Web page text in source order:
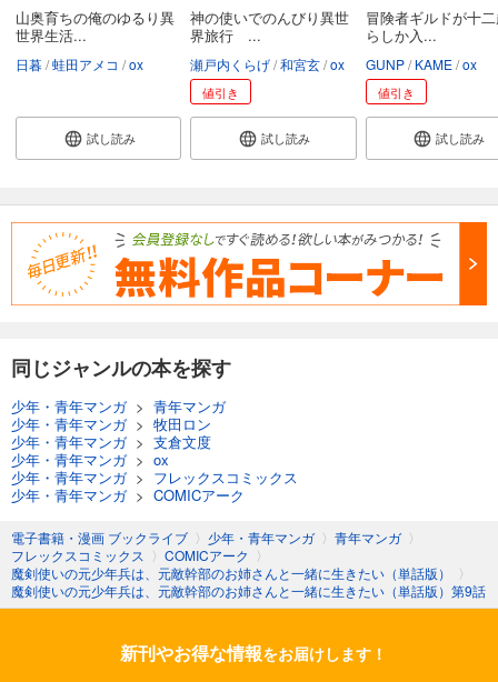
山奥育ちの俺のゆるり異
世界生活...
日暮 蛙田アメコ ox
試し読み
神の使いでのんびり異世
界旅行 ...
瀬戸内くらげ 和宮玄 ox
値引き
試し読み
冒険者ギルドが十
らしか入...
GUNP KAME ox
値引き
試し読み
同じジャンルの本を探す
少年・青年マンガ> 青年マンガ
少年・青年マンガ> 牧田ロン
少年・青年マンガ> 支倉文度
少年・青年マンガ> ox
少年・青年マンガ> フレックスコミックス
少年・青年マンガ> COMICアーク
電子書籍・漫画 ブックライブ 〉 少年・青年マンガ 〉 青年マンガ 〉
フレックスコミックス 〉 COMICアーク 〉
魔剣使いの元少年兵は、元敵幹部のお姉さんと一緒に生きたい（単話版）
〉
魔剣使いの元少年兵は、元敵幹部のお姉さんと一緒に生きたい（単話版）第9話
新刊やお得な情報をお届けします！